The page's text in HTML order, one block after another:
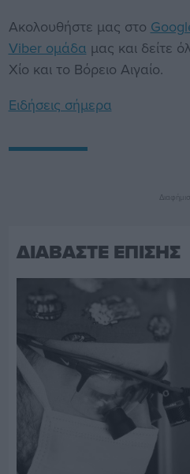
Ακολουθήστε μας στο
Viber ομάδα μας και δείτε
Χίο και το Βόρειο Αιγαίο.
Ειδήσεις σήμερα
Διαφήμιση
ΔΙΑΒΑΣΤΕ ΕΠΙΣΗΣ